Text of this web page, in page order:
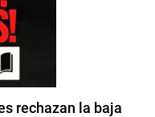
rechazan la baja